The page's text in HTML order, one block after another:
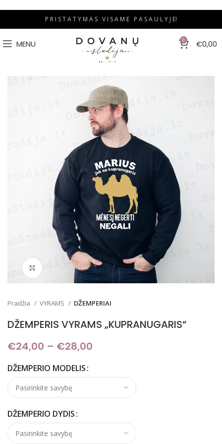
P R I S T A T Y M A S V I S A M E P A S A U L Y J E!
MENU 0 €0,00
Pradžia VYRAMS DŽEMPERIAI
DŽEMPERIS VYRAMS „KUPRANUGARIS“
€24,00 – €28,00
DŽEMPERIO MODELIS
DŽEMPERIO DYDIS